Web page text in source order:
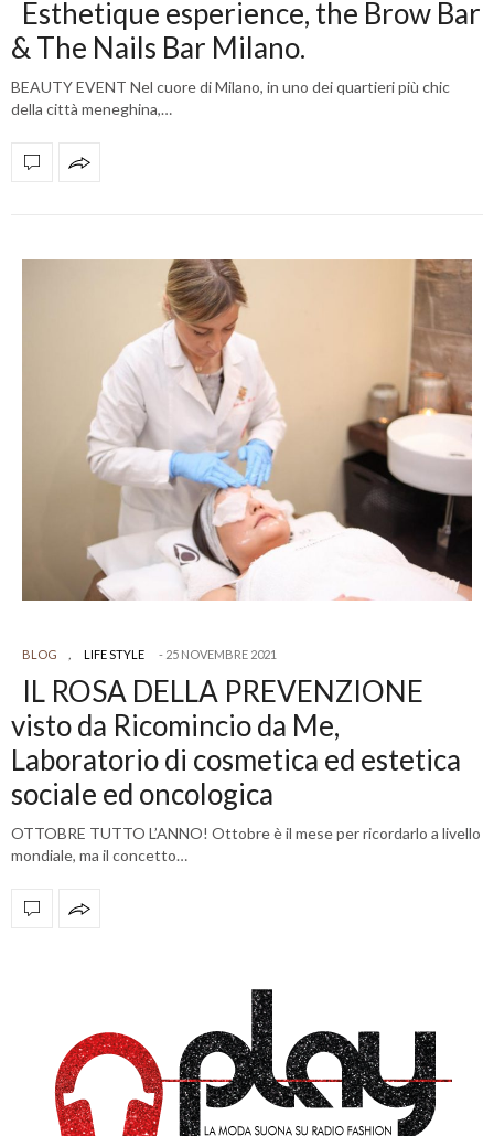
Esthetique esperience, the Brow Bar
& The Nails Bar Milano.
BEAUTY EVENT Nel cuore di Milano, in uno dei quartieri più chic
della città meneghina,…
BLOG , LIFE STYLE 25 NOVEMBRE 2021
IL ROSA DELLA PREVENZIONE
visto da Ricomincio da Me,
Laboratorio di cosmetica ed estetica
sociale ed oncologica
OTTOBRE TUTTO L’ANNO! Ottobre è il mese per ricordarlo a livello
mondiale, ma il concetto…